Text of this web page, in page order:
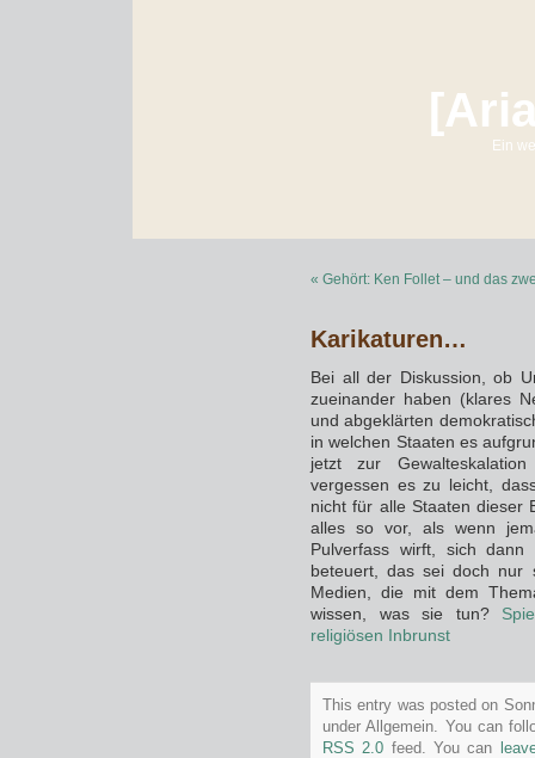
Ein
« Gehört: Ken Follet – und das
Karikaturen…
Bei all der Diskussion, ob
zueinander haben (klares
und abgeklärten
in welchen Staaten es
jetzt zur
vergessen es zu leicht,
nicht für alle Staaten dieser
alles so vor, als wenn
Pulverfass wirft, sich
beteuert, das sei doch nur
Medien, die mit dem
wissen, was sie tun?
religiösen Inbrunst
This entry was posted on
under Allgemein. You can
RSS 2.0 feed. You can